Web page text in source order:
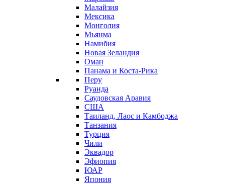
Малайзия
Мексика
Монголия
Мьянма
Намибия
Новая Зеландия
Оман
Панама и Коста-Рика
Перу
Руанда
Саудовская Аравия
США
Таиланд, Лаос и Камбоджа
Танзания
Турция
Чили
Эквадор
Эфиопия
ЮАР
Япония